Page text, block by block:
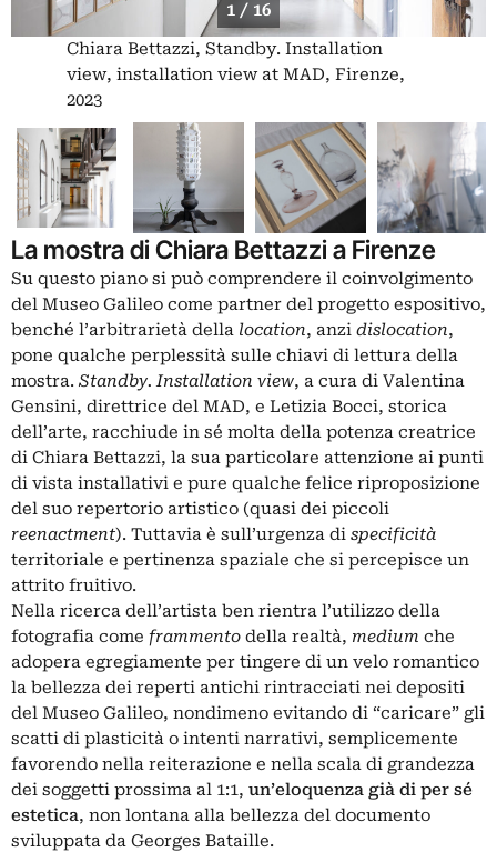
1 / 16
Chiara Bettazzi, Standby. Installation
view, installation view at MAD, Firenze,
2023
La mostra di Chiara Bettazzi a Firenze
Su questo piano si può comprendere il coinvolgimento
del Museo Galileo come partner del progetto espositivo,
benché l’arbitrarietà della location, anzi dislocation,
pone qualche perplessità sulle chiavi di lettura della
mostra. Standby. Installation view, a cura di Valentina
Gensini, direttrice del MAD, e Letizia Bocci, storica
dell’arte, racchiude in sé molta della potenza creatrice
di Chiara Bettazzi, la sua particolare attenzione ai punti
di vista installativi e pure qualche felice riproposizione
del suo repertorio artistico (quasi dei piccoli
reenactment). Tuttavia è sull’urgenza di specificità
territoriale e pertinenza spaziale che si percepisce un
attrito fruitivo.
Nella ricerca dell’artista ben rientra l’utilizzo della
fotografia come frammento della realtà, medium che
adopera egregiamente per tingere di un velo romantico
la bellezza dei reperti antichi rintracciati nei depositi
del Museo Galileo, nondimeno evitando di “caricare” gli
scatti di plasticità o intenti narrativi, semplicemente
favorendo nella reiterazione e nella scala di grandezza
dei soggetti prossima al 1:1, un’eloquenza già di per sé
estetica, non lontana alla bellezza del documento
sviluppata da Georges Bataille.